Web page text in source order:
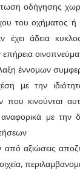
οδήγησης
του οχήματος
έχει άδεια
έννομων
με την
που κινούνται
με την
αξιώσεις